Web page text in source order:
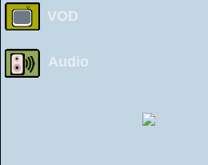
VOD
Audio